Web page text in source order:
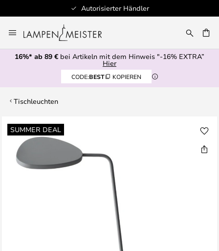
Autorisierter Händler
Inhalt
springen
16%* ab 89 € bei Artikeln mit dem Hinweis "-16% EXTRA”
Hier
CODE:BEST KOPIEREN
Tischleuchten
SUMMER DEAL
Zum
Ende
Bildgalerie
springen